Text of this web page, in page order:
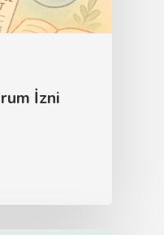
İzni